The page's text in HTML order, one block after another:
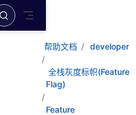
帮助文档 developer
全栈灰度标帜(Feature
Flag)
Feature